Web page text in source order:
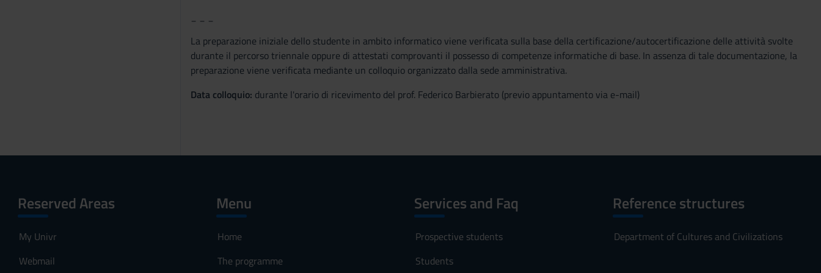
La preparazione iniziale dello studente in ambito informatico viene verificata sulla base della certificazione/autocertificazione delle attività svolte
durante il percorso triennale oppure di attestati comprovanti il possesso di competenze informatiche di base. In assenza di tale documentazione, la
preparazione viene verificata mediante un colloquio organizzato dalla sede amministrativa.
Data colloquio: durante l'orario di ricevimento del prof. Federico Barbierato (previo appuntamento via e-mail)
Reserved Areas
My Univr
Webmail
Menu
Home
The programme
Services and Faq
Prospective students
Students
Reference structures
Department of Cultures and Civilizations